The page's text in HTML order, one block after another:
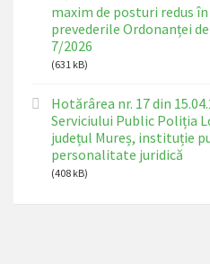
maxim de posturi redus
prevederile Ordonanței
7/2026
(631 kB)
Hotărârea nr. 17 din
Serviciului Public Poliția
județul Mureș, instituție
personalitate juridică
(408 kB)